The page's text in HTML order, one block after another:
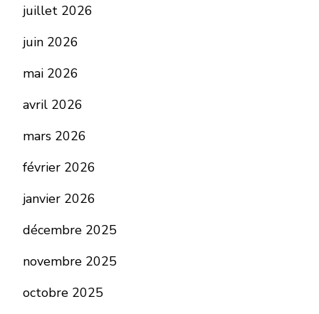
juillet 2026
juin 2026
mai 2026
avril 2026
mars 2026
février 2026
janvier 2026
décembre 2025
novembre 2025
octobre 2025